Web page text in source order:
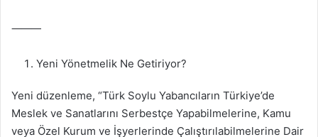
⸻
Yeni Yönetmelik Ne Getiriyor?
Yeni düzenleme, “Türk Soylu Yabancıların Türkiye’de
Meslek ve Sanatlarını Serbestçe Yapabilmelerine, Kamu
veya Özel Kurum ve İşyerlerinde Çalıştırılabilmelerine Dair